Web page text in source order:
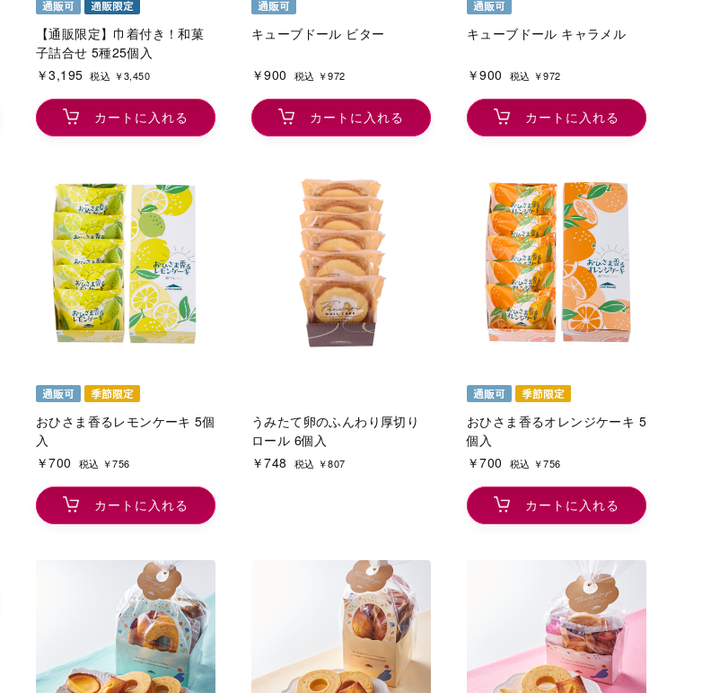
【通販限定】巾着付き！和菓
子詰合せ 5種25個入
￥3,195 税込 ￥3,450
カートに入れる
キューブドール ビター
￥900 税込 ￥972
カートに入れる
キューブドール キャラメル
￥900 税込 ￥972
カートに入れる
おひさま香るレモンケーキ 5個
入
￥700
税込 ￥756
カートに入れる
うみたて卵のふんわり厚切り
ロール 6個入
￥748
税込 ￥807
おひさま香るオレンジケーキ 5
個入
￥700
税込 ￥756
カートに入れる